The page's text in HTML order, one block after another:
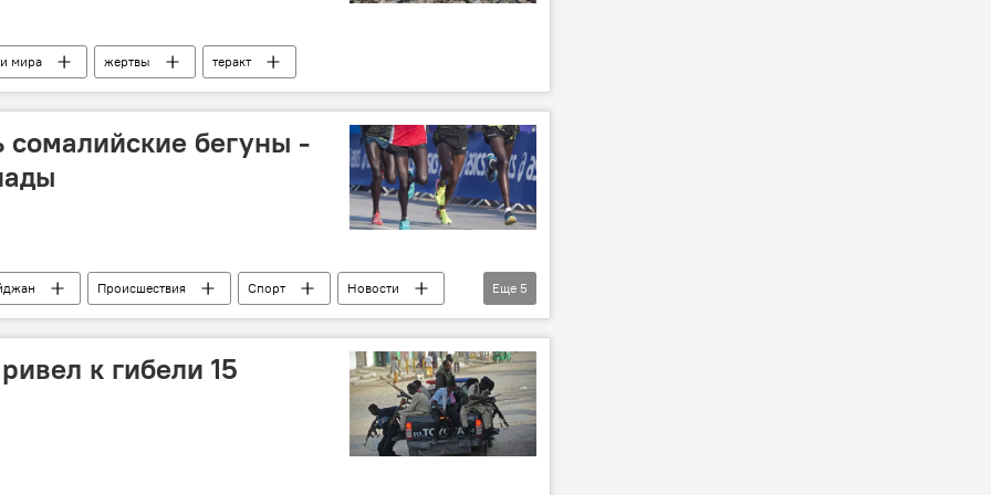
мира жертвы теракт
сомалийские бегуны -
Происшествия Спорт
Новости
служба АР
Министерство внутренних дел АР
Еще 5
к гибели 15